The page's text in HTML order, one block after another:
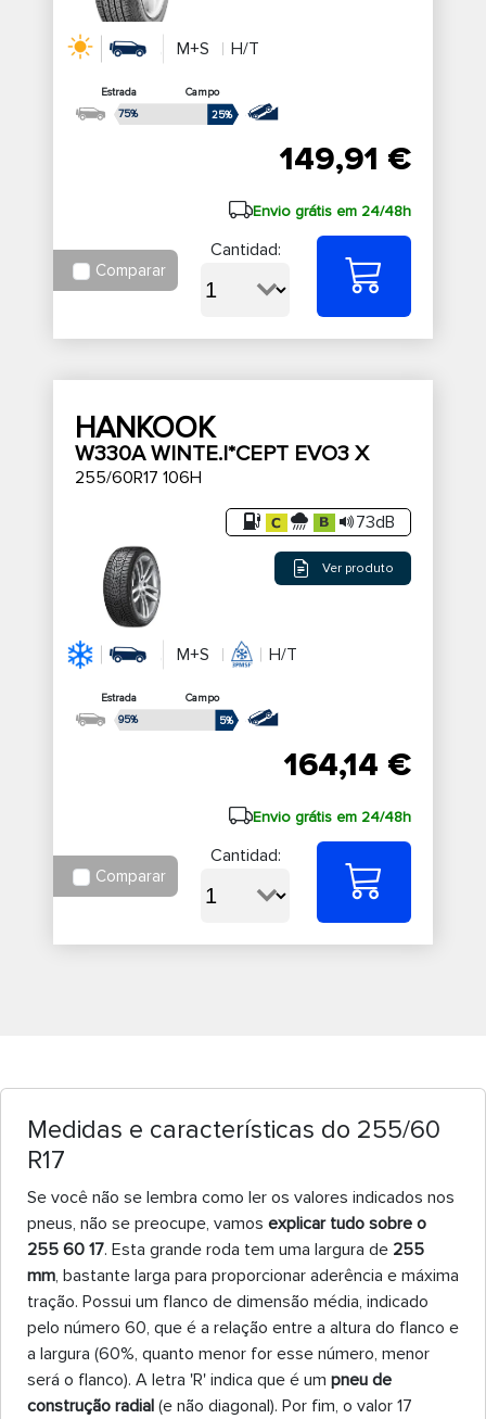
M+S H/T
Estrada
Campo
75%
25%
149,91 €
Envio grátis em 24/48h
Comparar
Cantidad:
HANKOOK
W330A WINTE.I*CEPT EVO3 X
255/60R17 106H
73dB
Ver produto
M+S H/T
Estrada
Campo
95%
5%
164,14 €
Envio grátis em 24/48h
Comparar
Cantidad:
Medidas e características do 255/60
R17
Se você não se lembra como ler os valores indicados nos
pneus, não se preocupe, vamos explicar tudo sobre o
255 60 17. Esta grande roda tem uma largura de 255
mm, bastante larga para proporcionar aderência e máxima
tração. Possui um flanco de dimensão média, indicado
pelo número 60, que é a relação entre a altura do flanco e
a largura (60%, quanto menor for esse número, menor
será o flanco). A letra 'R' indica que é um pneu de
construção radial (e não diagonal). Por fim, o valor 17